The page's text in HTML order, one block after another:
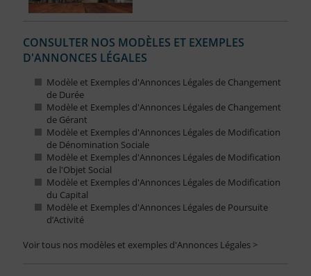
CONSULTER NOS MODÈLES ET EXEMPLES
D'ANNONCES LÉGALES
Modèle et Exemples d'Annonces Légales de Changement
de Durée
Modèle et Exemples d'Annonces Légales de Changement
de Gérant
Modèle et Exemples d'Annonces Légales de Modification
de Dénomination Sociale
Modèle et Exemples d'Annonces Légales de Modification
de l'Objet Social
Modèle et Exemples d'Annonces Légales de Modification
du Capital
Modèle et Exemples d'Annonces Légales de Poursuite
d’Activité
Voir tous nos modèles et exemples d'Annonces Légales >